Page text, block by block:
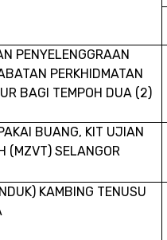
PENYELENGGRAAN
PERKHIDMATAN
BAGI TEMPOH DUA (2)
BUANG, KIT UJIAN
(MZVT) SELANGOR
KAMBING TENUSU